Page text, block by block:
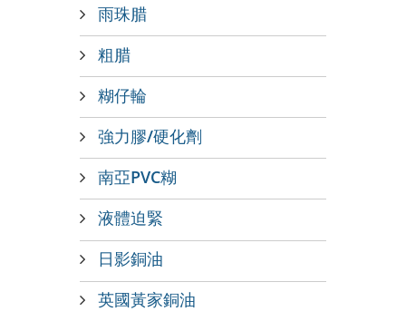
雨珠腊
粗腊
糊仔輪
強力膠/硬化劑
南亞PVC糊
液體迫緊
日影銅油
英國黃家銅油